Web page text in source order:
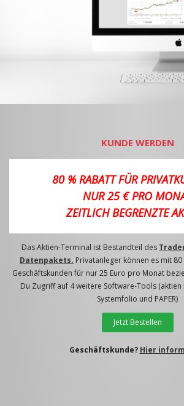
KUNDE WERDEN
80 % RABATT FÜR
NUR 25 € PRO
ZEITLICH BEGRENZTE
Das Aktien-Terminal ist Bestandteil des
Datenpakets. Privatanleger können es mit
Geschäftskunden für nur 25 Euro pro Monat
Du Zugriff auf 4 weitere Software-Tools (aktien
Systemfolio und PAPER)
Jetzt Bestellen
Geschäftskunde? Hier